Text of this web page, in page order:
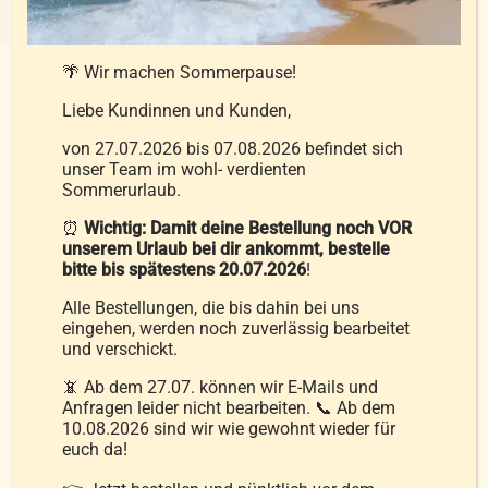
HYGIENISCHE BETTWAREN FÜR EIN GESUNDES
UND UNBESCHWERTES SCHLAFGEFÜHL
UNGESTÖRTER SCHLAF AUCH FÜR
ALLERGIKER
Bettwaren von Seibersdorfer sind auch für
Allergikergeeignet. Das NOMITE-Zeichen zeigt
Ihnen, dass das betreffende Produkt für
Hausstaubmilbenallergiker geeignet ist. Auf
🌴 Wir machen Sommerpause!
Liebe Kundinnen und Kunden,
von 27.07.2026 bis 07.08.2026 befindet sich
unser Team im wohl- verdienten
Sommerurlaub.
⏰ Wichtig: Damit deine Bestellung noch VOR
unserem Urlaub bei dir ankommt, bestelle
bitte bis spätestens 20.07.2026!
Alle Bestellungen, die bis dahin bei uns
eingehen, werden noch zuverlässig bearbeitet
und verschickt.
📵 Ab dem 27.07. können wir E-Mails und
Anfragen leider nicht bearbeiten. 📞 Ab dem
10.08.2026 sind wir wie gewohnt wieder für
euch da!